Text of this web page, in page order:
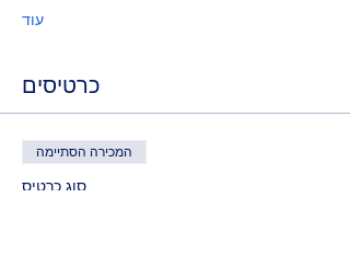
עוד
כרטיסים
המכירה הסתיימה
סוג כרטיס